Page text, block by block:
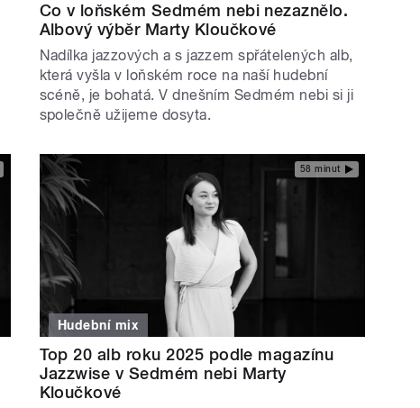
Co v loňském Sedmém nebi nezaznělo.
Albový výběr Marty Kloučkové
Nadílka jazzových a s jazzem spřátelených alb,
která vyšla v loňském roce na naší hudební
scéně, je bohatá. V dnešním Sedmém nebi si ji
společně užijeme dosyta.
58 minut
Hudební mix
Top 20 alb roku 2025 podle magazínu
Jazzwise v Sedmém nebi Marty
Kloučkové